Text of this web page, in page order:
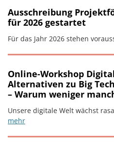
Ausschreibung
für 2026 gestartet
Für das Jahr 2026 stehen
Online-Workshop
Alternativen zu Big
– Warum weniger
Unsere digitale Welt wächst
mehr